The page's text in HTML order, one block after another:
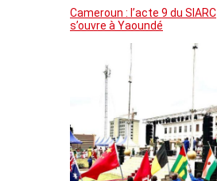
Cameroun : l’acte 9 du SIARC
s’ouvre à Yaoundé